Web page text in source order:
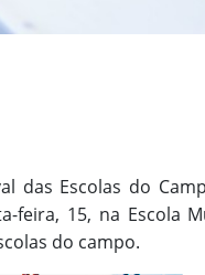
das Escolas do
feira, 15, na Escola
do campo.